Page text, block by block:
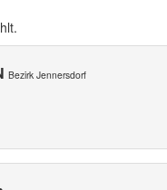
Bezirk Jennersdorf